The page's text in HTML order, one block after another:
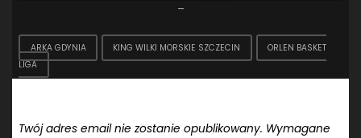
–
ARKA GDYNIA KING WILKI MORSKIE SZCZECIN
ORLEN BASKET
LIGA
Twój adres email nie zostanie opublikowany. Wymagane